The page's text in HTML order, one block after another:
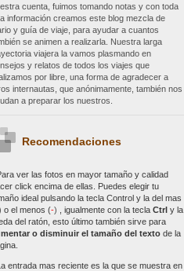
cuenta, fuimos tomando notas y con toda
información creamos este blog mezcla de
y guía de viaje, para ayudar a cuantos
se animen a realizarla. Nuestra larga
viajera la vamos plasmando en
y relatos de todos los viajes que
por libre, una forma de agradecer a
internautas, que anónimamente, también nos
a preparar los nuestros.
Recomendaciones
ver las fotos en mayor tamaño y calidad
click encima de ellas. Puedes elegir tu
ideal pulsando la tecla Controly la del mas
o el menos (-) igualmente con la tecla Ctrl y la
del ratón, esto último también sirve para
o disminuir el tamaño del textode la
entrada mas reciente es la que se muestra en